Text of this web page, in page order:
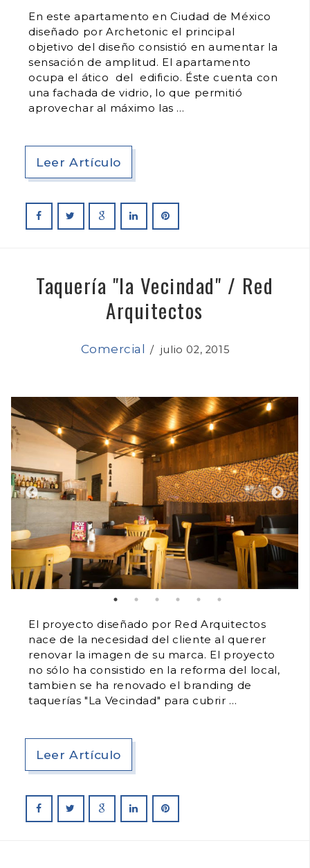
En este apartamento en Ciudad de México
diseñado por Archetonic el principal
objetivo del diseño consistió en aumentar la
sensación de amplitud. El apartamento
ocupa el ático del edificio. Éste cuenta con
una fachada de vidrio, lo que permitió
aprovechar al máximo las
Leer Artículo
Taquería "la Vecindad" / Red
Arquitectos
Comercial /julio 02, 2015
El proyecto diseñado por Red Arquitectos
nace de la necesidad del cliente al querer
renovar la imagen de su marca. El proyecto
no sólo ha consistido en la reforma del local,
tambien se ha renovado el branding de
taquerías "La Vecindad" para cubrir
Leer Artículo